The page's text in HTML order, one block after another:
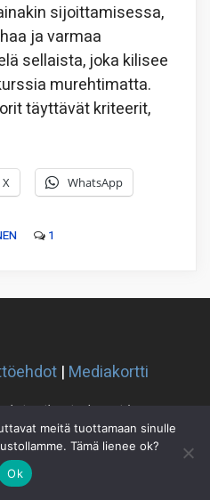
sijoittamisessa,
ja varmaa
sellaista, joka kilisee
murehtimatta.
täyttävät kriteerit,
X WhatsApp
1
| Mediakortti
eikä sisältöä pidä
meitä tuottamaan sinulle
Tämä lienee ok?
Ok